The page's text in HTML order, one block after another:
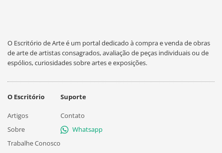
O Escritório de Arte é um portal dedicado à compra e venda de obras
de arte de artistas consagrados, avaliação de peças individuais ou de
espólios, curiosidades sobre artes e exposições.
O Escritório
Artigos
Sobre
Trabalhe Conosco
Suporte
Contato
Whatsapp